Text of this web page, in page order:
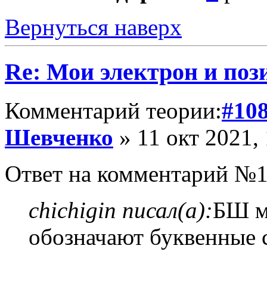
Вернуться наверх
Re: Мои электрон и
Комментарий теории:
Шевченко » 11 окт 2021,
Ответ на комментарий
chichigin писал(а):БШ
обозначают